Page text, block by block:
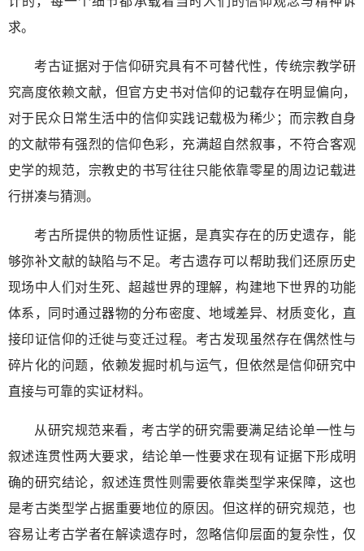
求。
考古证据对于信仰研究具有不可替代性，传统宗教学研
究高度依赖文献，但官方史书对信仰的记载存在明显偏向，
对于民众日常生活中的信仰实践记载极为稀少；而宗教自身
的文献带有强烈的信仰色彩，充满超自然叙事，不符合客观
史学的规范，宗教史的书写往往只能依靠零星的周边记载进
行拼凑与猜测。
考古所提供的物质性证据，是真实存在的历史遗存，能
够弥补文献的缺陷与不足。考古遗存可以帮助我们还原历史
现场中人们对生死、超越世界的理解，构建地下世界的功能
体系，同时通过器物的分布密度、地域差异、材质变化，直
接印证信仰的迁徙与变迁过程。考古发现虽然存在偶然性与
碎片化的问题，依赖发掘时机与运气，但依然是信仰研究中
直接与可靠的实证材料。
从研究规范来看，考古学的研究需要满足结论单一性与
叙述连贯性两大要求，结论单一性要求在现有证据下形成明
确的研究结论，叙述连贯性则需要依靠类型学来保障，这也
是考古类型学占据重要地位的原因。但这样的研究规范，也
容易让考古学者在解读遗存时，忽略信仰层面的复杂性，仅